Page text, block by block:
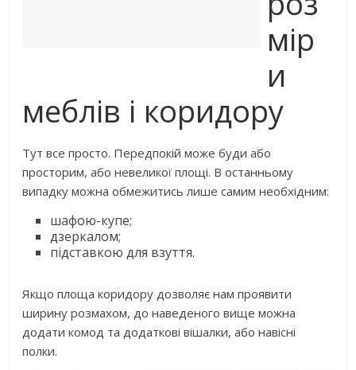
мір
и
меблів і коридору
Тут все просто. Передпокій може буди або
просторим, або невеликої площі. В останньому
випадку можна обмежитись лише самим необхідним:
шафою-купе;
дзеркалом;
підставкою для взуття.
Якщо площа коридору дозволяє нам проявити
ширину розмахом, до наведеного вище можна
додати комод та додаткові вішалки, або навісні
полки.